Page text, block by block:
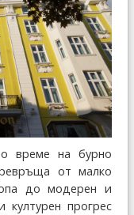
време на бурно
от малко
до модерен и
културен прогрес